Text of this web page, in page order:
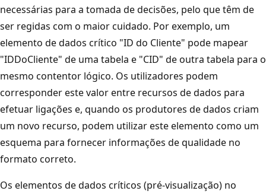
necessárias para a tomada de decisões, pelo que têm de
ser regidas com o maior cuidado. Por exemplo, um
elemento de dados crítico "ID do Cliente" pode mapear
"IDDoCliente" de uma tabela e "CID" de outra tabela para o
mesmo contentor lógico. Os utilizadores podem
corresponder este valor entre recursos de dados para
efetuar ligações e, quando os produtores de dados criam
um novo recurso, podem utilizar este elemento como um
esquema para fornecer informações de qualidade no
formato correto.
Os elementos de dados críticos (pré-visualização) no